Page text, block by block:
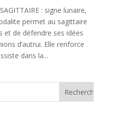
: signe lunaire,
permet au sagittaire
et de défendre ses idées
d’autrui. Elle renforce
dans la...